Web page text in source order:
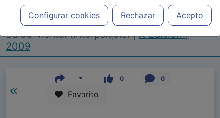
profesionales facultados prescribir medicamentos y decidir, en
cada caso concreto, el tratamiento más adecuado a las
necesidades del paciente.
Configurar cookies Rechazar Acepto
Repositorio de Artículos |Congreso Virtual
Internacional de Psiquiatría, Psicología y
Salud Mental (Interpsiquis)|X Edición |
2009
0 0
Favorito